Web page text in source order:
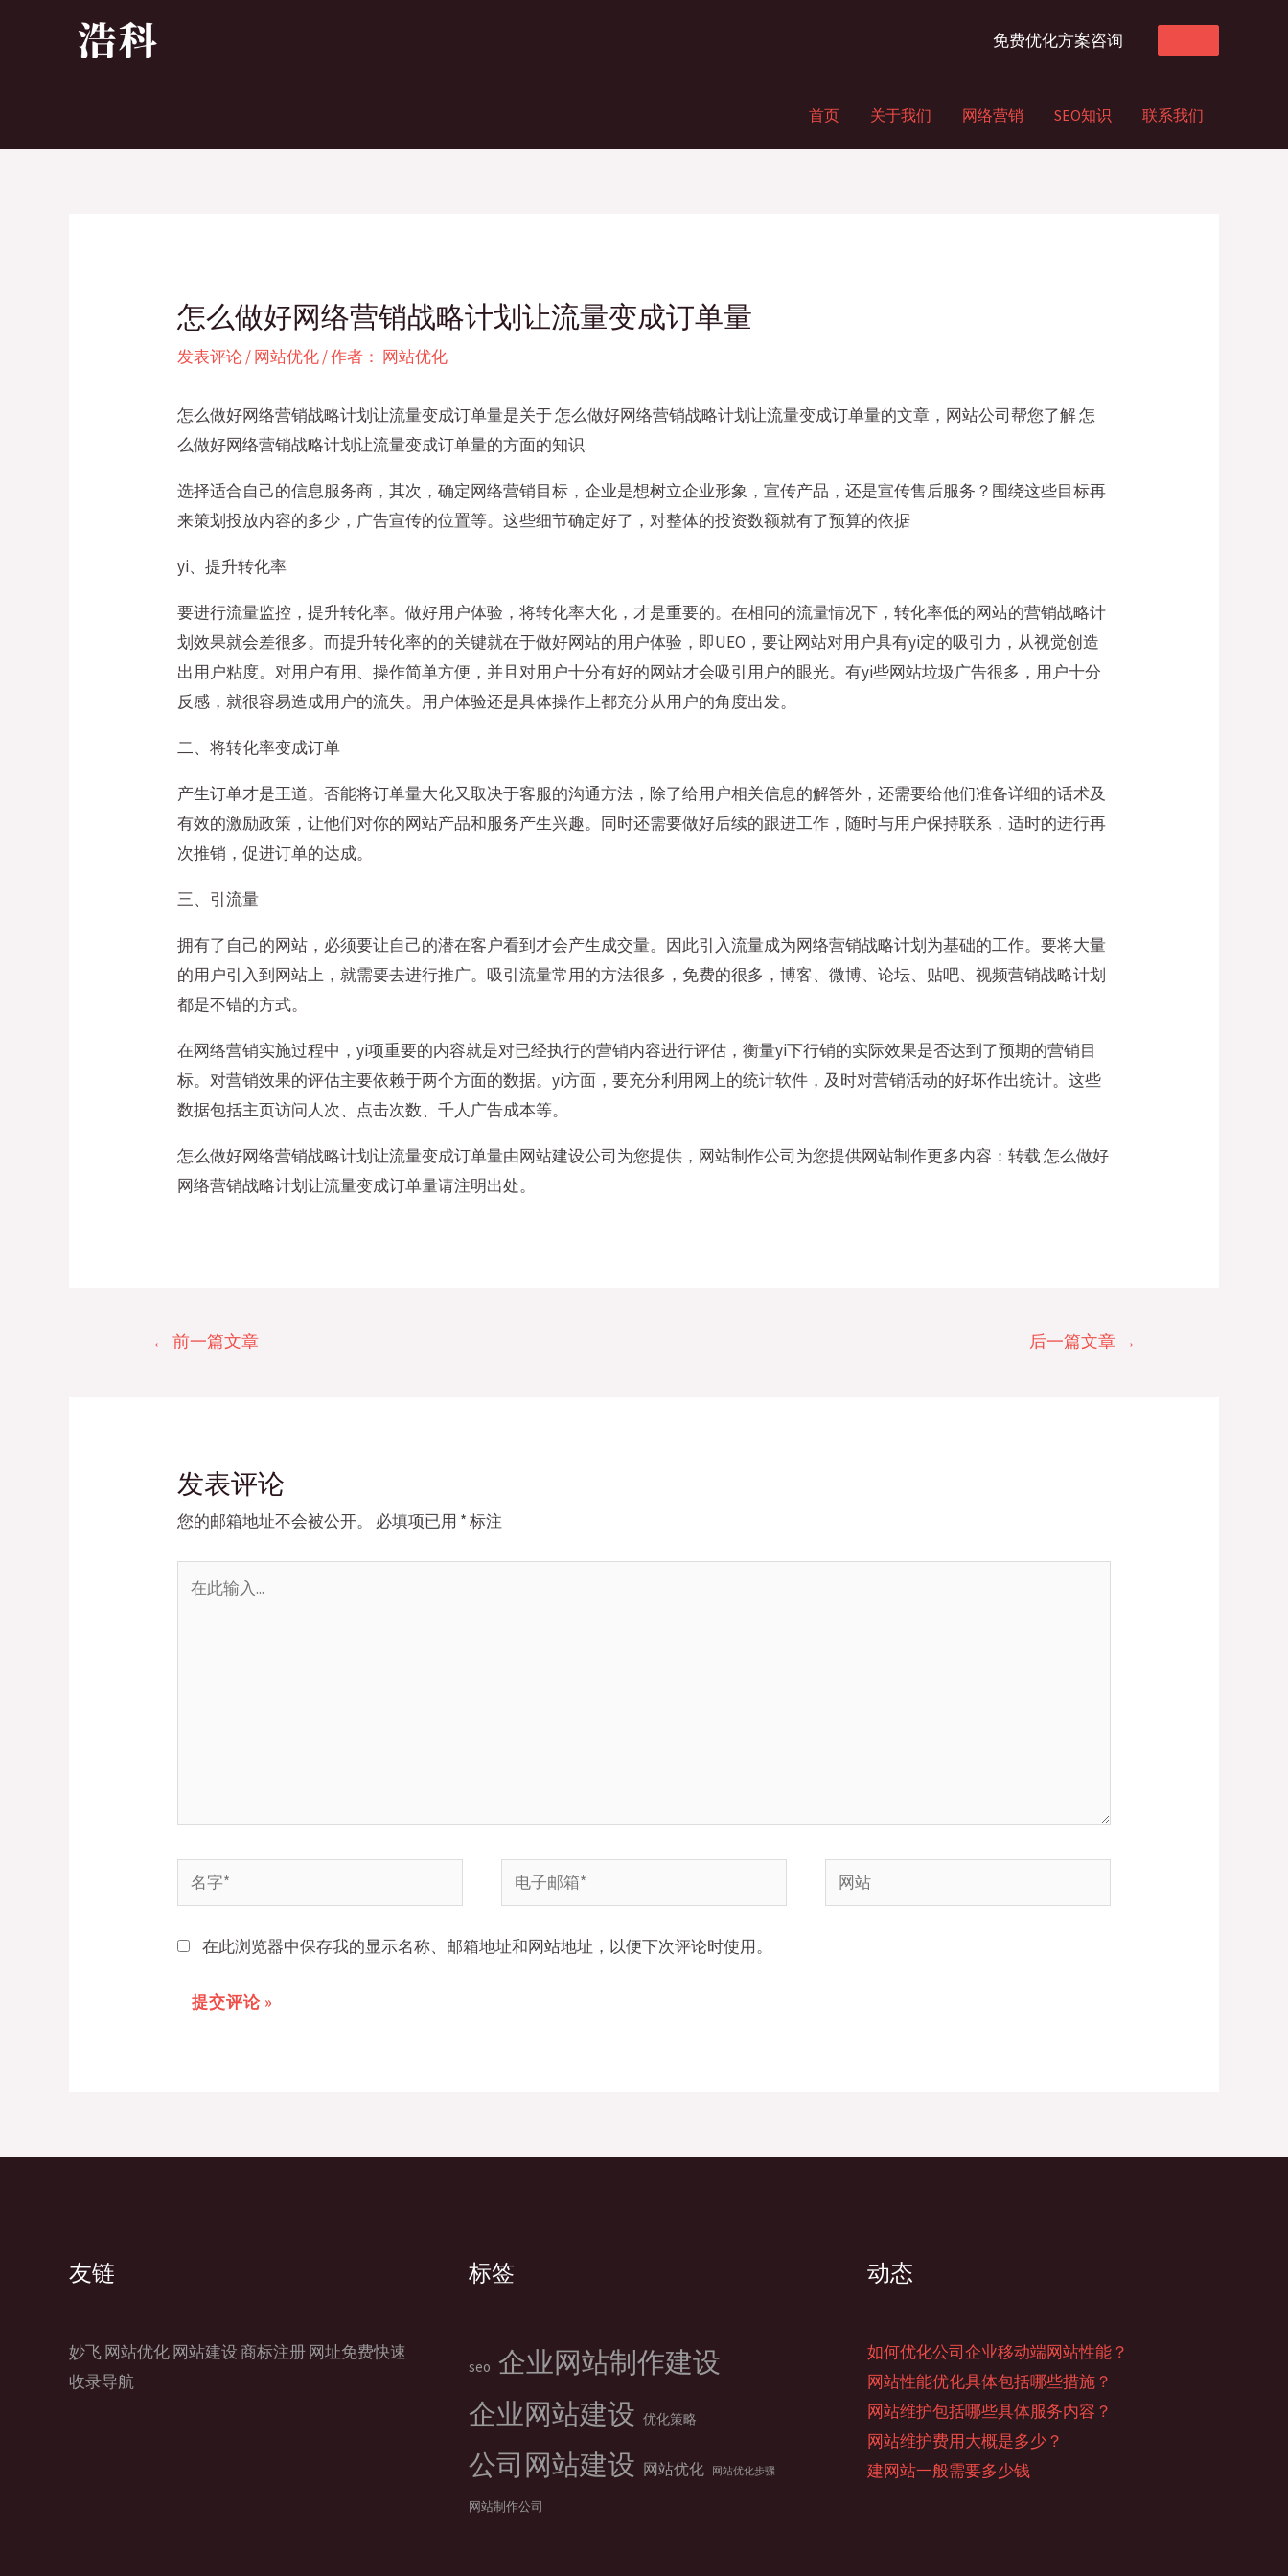
免费优化方案咨询
首页 关于我们 网络营销 SEO知识 联系我们
怎么做好网络营销战略计划让流量变成订单量
发表评论 /网站优化/ 作者： 网站优化
怎么做好网络营销战略计划让流量变成订单量是关于 怎么做好网络营销战略计划让流量变成订单量的文章，网站公司帮您了解 怎
么做好网络营销战略计划让流量变成订单量的方面的知识.
选择适合自己的信息服务商，其次，确定网络营销目标，企业是想树立企业形象，宣传产品，还是宣传售后服务？围绕这些目标再
来策划投放内容的多少，广告宣传的位置等。这些细节确定好了，对整体的投资数额就有了预算的依据
yi、提升转化率
要进行流量监控，提升转化率。做好用户体验，将转化率大化，才是重要的。在相同的流量情况下，转化率低的网站的营销战略计
划效果就会差很多。而提升转化率的的关键就在于做好网站的用户体验，即UEO，要让网站对用户具有yi定的吸引力，从视觉创造
出用户粘度。对用户有用、操作简单方便，并且对用户十分有好的网站才会吸引用户的眼光。有yi些网站垃圾广告很多，用户十分
反感，就很容易造成用户的流失。用户体验还是具体操作上都充分从用户的角度出发。
二、将转化率变成订单
产生订单才是王道。否能将订单量大化又取决于客服的沟通方法，除了给用户相关信息的解答外，还需要给他们准备详细的话术及
有效的激励政策，让他们对你的网站产品和服务产生兴趣。同时还需要做好后续的跟进工作，随时与用户保持联系，适时的进行再
次推销，促进订单的达成。
三、引流量
拥有了自己的网站，必须要让自己的潜在客户看到才会产生成交量。因此引入流量成为网络营销战略计划为基础的工作。要将大量
的用户引入到网站上，就需要去进行推广。吸引流量常用的方法很多，免费的很多，博客、微博、论坛、贴吧、视频营销战略计划
都是不错的方式。
在网络营销实施过程中，yi项重要的内容就是对已经执行的营销内容进行评估，衡量yi下行销的实际效果是否达到了预期的营销目
标。对营销效果的评估主要依赖于两个方面的数据。yi方面，要充分利用网上的统计软件，及时对营销活动的好坏作出统计。这些
数据包括主页访问人次、点击次数、千人广告成本等。
怎么做好网络营销战略计划让流量变成订单量由网站建设公司为您提供，网站制作公司为您提供网站制作更多内容：转载 怎么做好
网络营销战略计划让流量变成订单量请注明出处。
← 前一篇文章 后一篇文章 →
发表评论
您的邮箱地址不会被公开。 必填项已用 *标注
字
电
子
网
站
在此浏览器中保存我的显示名称、邮箱地址和网站地址，以便下次评论时使用。
友链
妙飞网站优化网站建设商标注册网址免费快速
收录导航
标签
seo 企业网站制作建设
企业网站建设 优化策略
公司网站建设 网站优化 网站优化步骤
网站制作公司
动态
如何优化公司企业移动端网站性能？
网站性能优化具体包括哪些措施？
网站维护包括哪些具体服务内容？
网站维护费用大概是多少？
建网站一般需要多少钱